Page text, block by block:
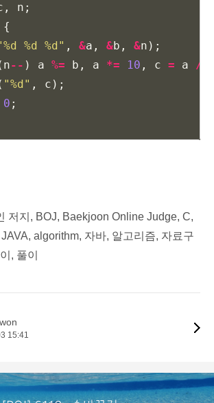
, n ;
{
%d %d" , &a , &b , &n );
n-- ) a %= b , a *= 10 , c = a /
"%d" , c );
0 ;
저지, BOJ, Baekjoon Online Judge, C,
algorithm, 자바, 알고리즘, 자료구
, 풀이
15:41